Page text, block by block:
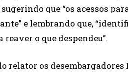
que “os acessos
e lembrando que,
o que despendeu”.
relator os desembargadores